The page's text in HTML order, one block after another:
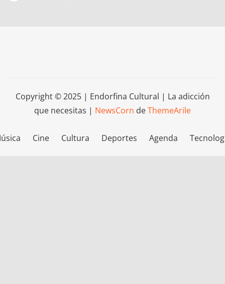
Copyright © 2025 | Endorfina Cultural | La adicción
que necesitas | NewsCorn deThemeArile
Cine Cultura Deportes Agenda